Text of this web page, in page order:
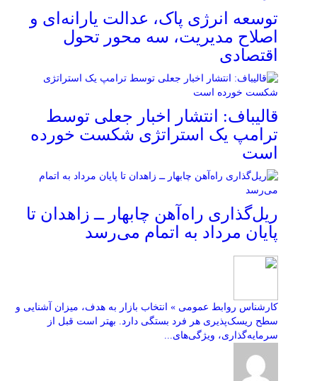
توسعه انرژی پاک، عدالت یارانه‌ای و
اصلاح مدیریت، سه محور تحول
اقتصادی
قالیباف: انتشار اخبار جعلی توسط
ترامپ یک استراتژی شکست خورده
است
ریل‌گذاری راه‌آهن چابهار ــ زاهدان تا
پایان مرداد به اتمام می‌رسد
کارشناس روابط عمومی » انتخاب بازار به هدف، میزان آشنایی و
سطح ریسک‌پذیری هر فرد بستگی دارد. بهتر است قبل از
سرمایه‌گذاری، ویژگی‌های...